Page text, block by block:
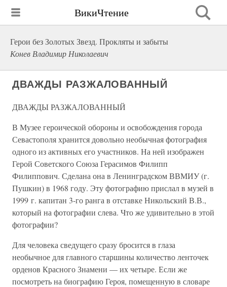
ВикиЧтение
Герои без Золотых Звезд. Прокляты и забыты
Конев Владимир Николаевич
ДВАЖДЫ РАЗЖАЛОВАННЫЙ
ДВАЖДЫ РАЗЖАЛОВАННЫЙ
В Музее героической обороны и освобождения города
Севастополя хранится довольно необычная фотография
одного из активных его участников. На ней изображен
Герой Советского Союза Герасимов Филипп
Филиппович. Сделана она в Ленинградском ВВМИУ (г.
Пушкин) в 1968 году. Эту фотографию прислал в музей в
1999 г. капитан 3-го ранга в отставке Никольский В.В.,
который на фотографии слева. Что же удивительно в этой
фотографии?
Для человека сведущего сразу бросится в глаза
необычное для главного старшины количество ленточек
орденов Красного Знамени — их четыре. Если же
посмотреть на биографию Героя, помещенную в словаре